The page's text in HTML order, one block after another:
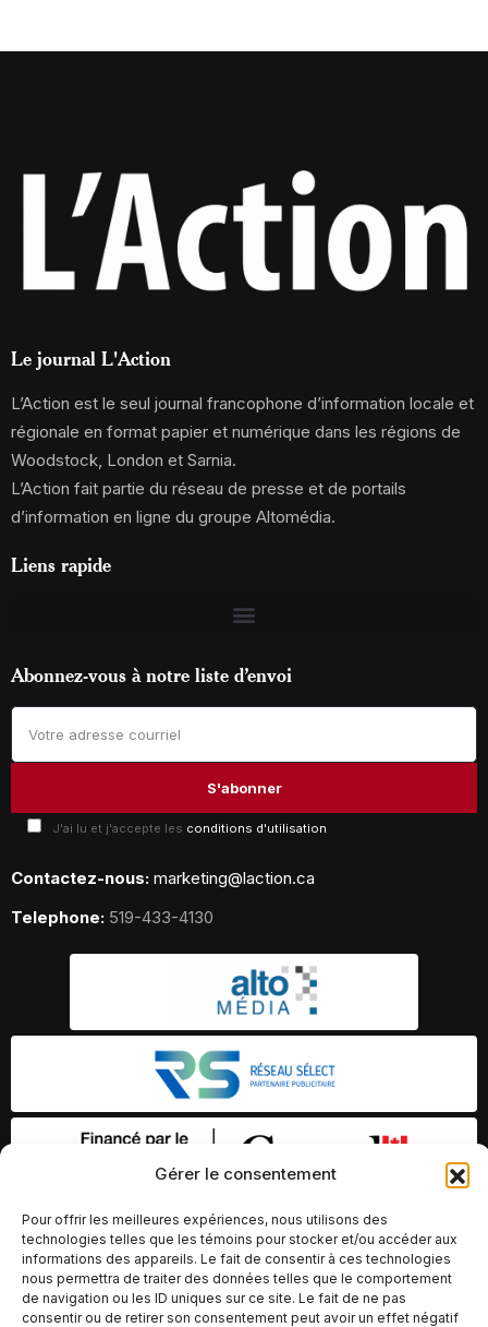
Gérer le consentement
Pour offrir les meilleures expériences, nous utilisons des
technologies telles que les témoins pour stocker et/ou accéder aux
informations des appareils. Le fait de consentir à ces technologies
nous permettra de traiter des données telles que le comportement
de navigation ou les ID uniques sur ce site. Le fait de ne pas
consentir ou de retirer son consentement peut avoir un effet négatif
Le journal L'Action
L’Action est le seul journal francophone d’information locale et
régionale en format papier et numérique dans les régions de
Woodstock, London et Sarnia.
L’Action fait partie du réseau de presse et de portails
d’information en ligne du groupe Altomédia.
Liens rapide
Abonnez-vous à notre liste d’envoi
J'ai lu et j'accepte les conditions d'utilisation
Contactez-nous: marketing@laction.ca
Telephone: 519-433-4130